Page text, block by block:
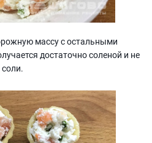
массу с остальными
достаточно соленой и не